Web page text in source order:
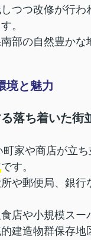
つつ改修が行わ
。
部の自然豊か
境と魅力
落ち着いた街
家や商店が立
です。
や郵便局、銀
店や小規模スー
建造物群保存